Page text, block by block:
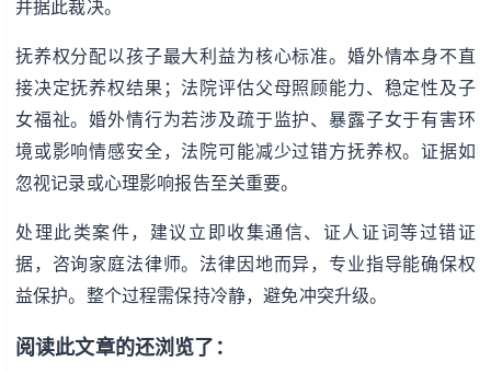
并据此裁决。
抚养权分配以孩子最大利益为核心标准。婚外情本身不直
接决定抚养权结果；法院评估父母照顾能力、稳定性及子
女福祉。婚外情行为若涉及疏于监护、暴露子女于有害环
境或影响情感安全，法院可能减少过错方抚养权。证据如
忽视记录或心理影响报告至关重要。
处理此类案件，建议立即收集通信、证人证词等过错证
据，咨询家庭法律师。法律因地而异，专业指导能确保权
益保护。整个过程需保持冷静，避免冲突升级。
阅读此文章的还浏览了：